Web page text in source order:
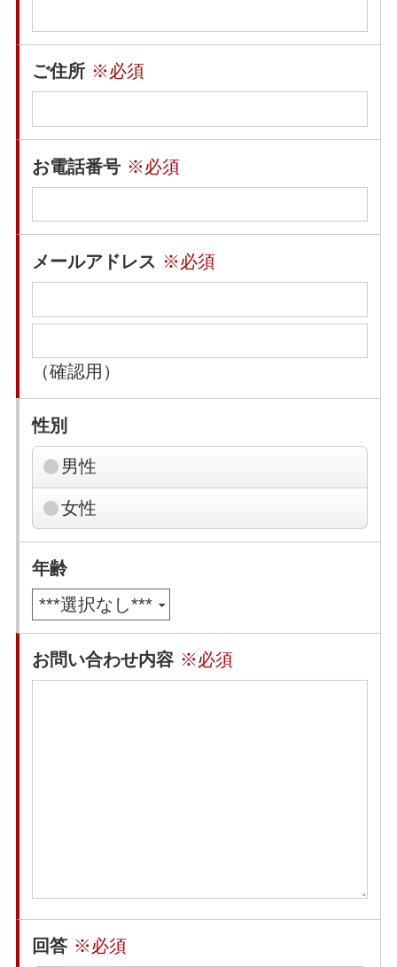
ご住所 ※必須
お電話番号 ※必須
メールアドレス ※必須
（確認用）
性別
男性
女性
年齢
お問い合わせ内容 ※必須
回答 ※必須